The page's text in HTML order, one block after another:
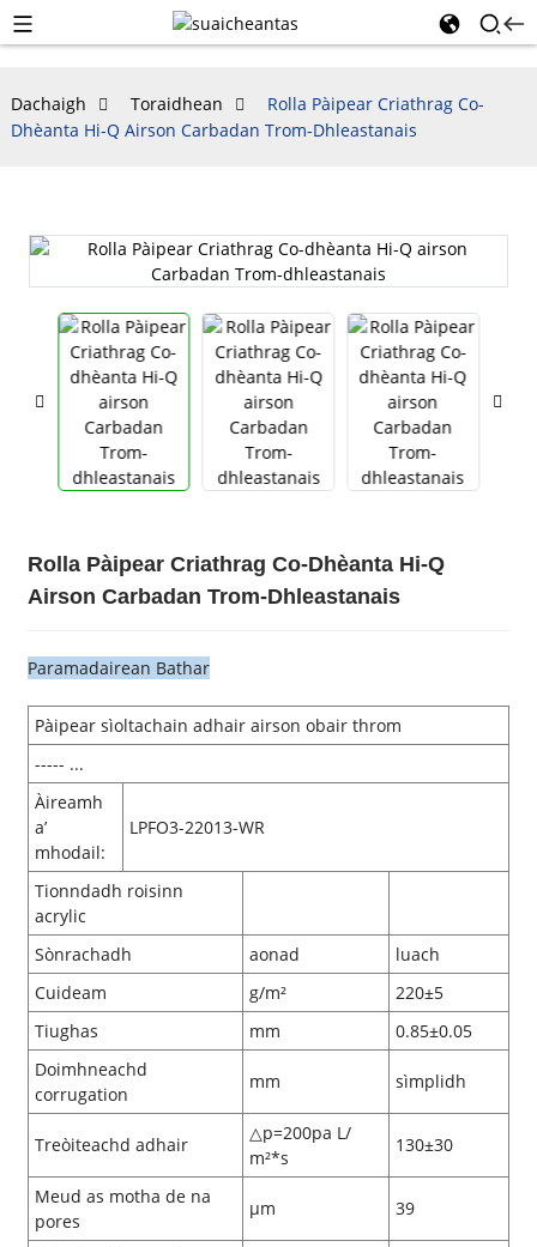
Dachaigh Toraidhean
Rolla Pàipear Criathrag Co-
Dhèanta Hi-Q Airson Carbadan Trom-Dhleastanais
Rolla Pàipear Criathrag Co-Dhèanta Hi-Q
Airson Carbadan Trom-Dhleastanais
Paramadairean Bathar
Pàipear sìoltachain adhair airson obair throm
----- ...
Àireamh
a’
mhodail:
LPFO3-22013-WR
Tionndadh roisinn
acrylic
Sònrachadh
aonad
luach
Cuideam
g/m²
220±5
Tiughas
mm
0.85±0.05
Doimhneachd
corrugation
mm sìmplidh
Treòiteachd adhair
△p=200pa L/
m²*s
130±30
Meud as motha de na
pores
μm 39